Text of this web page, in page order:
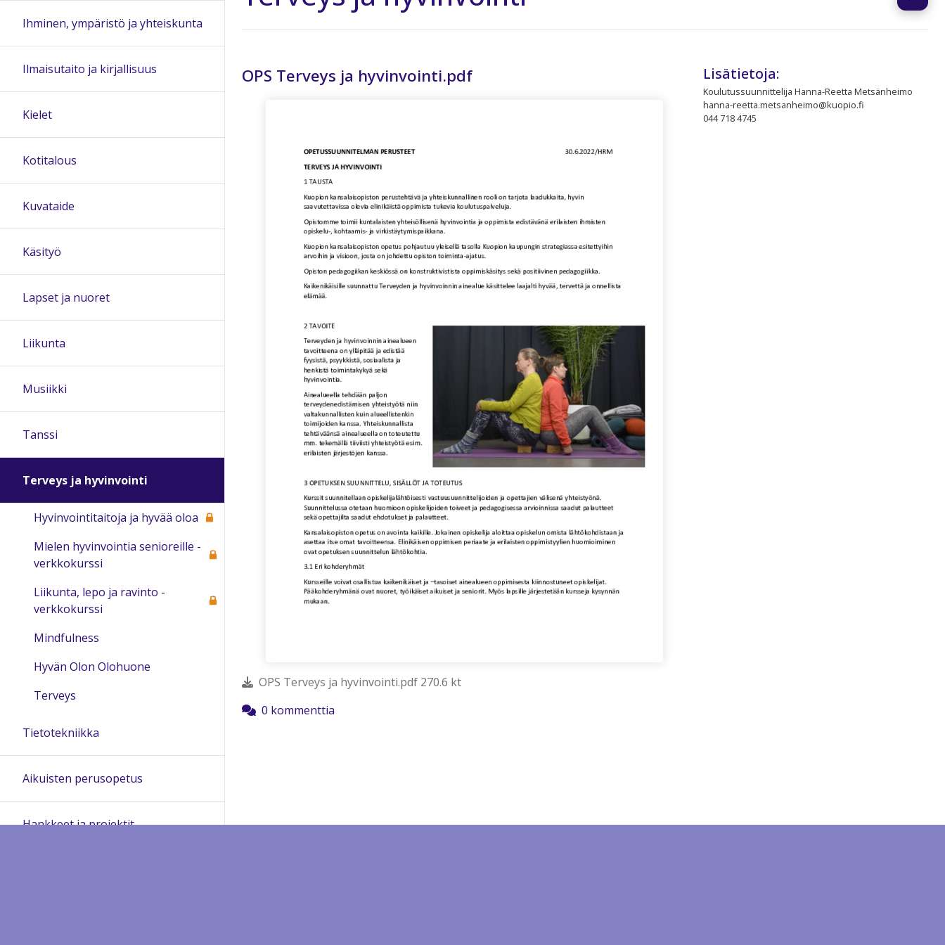
OPS Terveys ja hyvinvointi.pdf
OPS Terveys ja hyvinvointi.pdf 270.6 kt
0 kommenttia
Lisätietoja:
Koulutussuunnittelija Hanna-Reetta Metsänheimo
hanna-reetta.metsanheimo@kuopio.fi
044 718 4745
Ihminen, ympäristö ja yhteiskunta
Ilmaisutaito ja kirjallisuus
Kielet
Kotitalous
Kuvataide
Käsityö
Lapset ja nuoret
Liikunta
Musiikki
Tanssi
Terveys ja hyvinvointi
Hyvinvointitaitoja ja hyvää oloa
Mielen hyvinvointia senioreille -
verkkokurssi
Liikunta, lepo ja ravinto -
verkkokurssi
Mindfulness
Hyvän Olon Olohuone
Terveys
Tietotekniikka
Aikuisten perusopetus
Hankkeet ja projektit